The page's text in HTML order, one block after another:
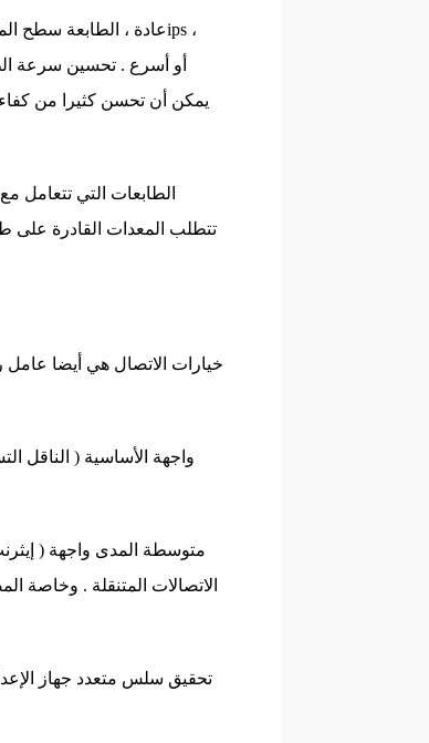
يمكن أن تحسن كثيرا من
الطابعات التي تتعامل
تتطلب المعدات القادرة على
خيارات الاتصال هي أيضا عامل
الاتصالات المتنقلة . وخاصة